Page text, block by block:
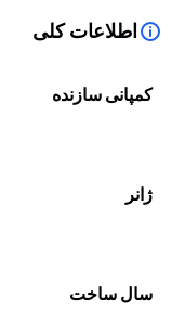
اطلاعات کلی
کمپانی سازنده
ژانر
سال ساخت